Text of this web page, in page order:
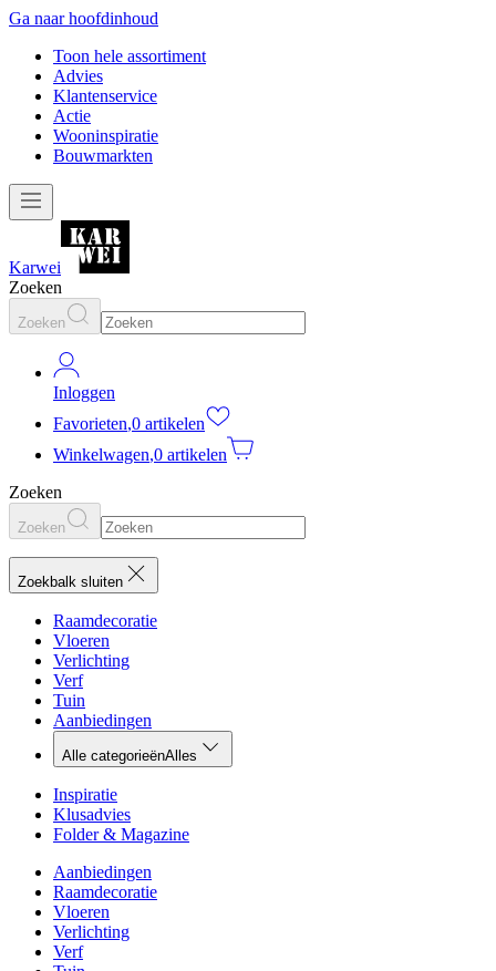
Ga naar hoofdinhoud
Toon hele assortiment
Advies
Klantenservice
Actie
Wooninspiratie
Bouwmarkten
Karwei
Zoeken
Zoeken
Inloggen
Favorieten,0 artikelen
Winkelwagen,0 artikelen
Zoeken
Zoeken
Zoekbalk sluiten
Raamdecoratie
Vloeren
Verlichting
Verf
Tuin
Aanbiedingen
Alle categorieënAlles
Inspiratie
Klusadvies
Folder & Magazine
Aanbiedingen
Raamdecoratie
Vloeren
Verlichting
Verf